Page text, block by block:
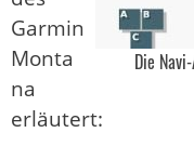
Die
Garmin
Monta
na
erläutert: